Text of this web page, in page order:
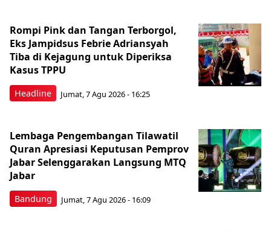
Headline
Rompi Pink dan Tangan Terborgol,
Eks Jampidsus Febrie Adriansyah
Tiba di Kejagung untuk Diperiksa
Kasus TPPU
Jumat, 7 Agu 2026 - 16:25
Bandung
Lembaga Pengembangan Tilawatil
Quran Apresiasi Keputusan Pemprov
Jabar Selenggarakan Langsung MTQ
Jabar
Jumat, 7 Agu 2026 - 16:09